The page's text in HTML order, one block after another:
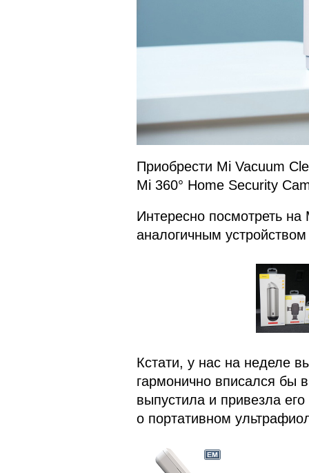
Приобрести Mi Vacuum
Mi 360° Home Security
Интересно посмотреть на
аналогичным
Кстати, у нас на неделе
гармонично вписался бы
выпустила и привезла
о портативном